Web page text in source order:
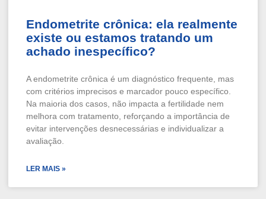
Endometrite crônica: ela realmente
existe ou estamos tratando um
achado inespecífico?
A endometrite crônica é um diagnóstico frequente, mas
com critérios imprecisos e marcador pouco específico.
Na maioria dos casos, não impacta a fertilidade nem
melhora com tratamento, reforçando a importância de
evitar intervenções desnecessárias e individualizar a
avaliação.
LER MAIS »